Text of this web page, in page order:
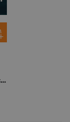
Nuclear War: A Scenario w.ukraińska